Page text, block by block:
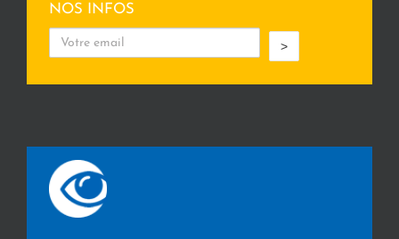
NOS INFOS
>